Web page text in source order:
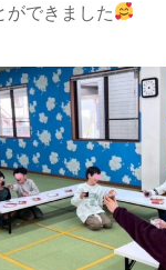
ができました